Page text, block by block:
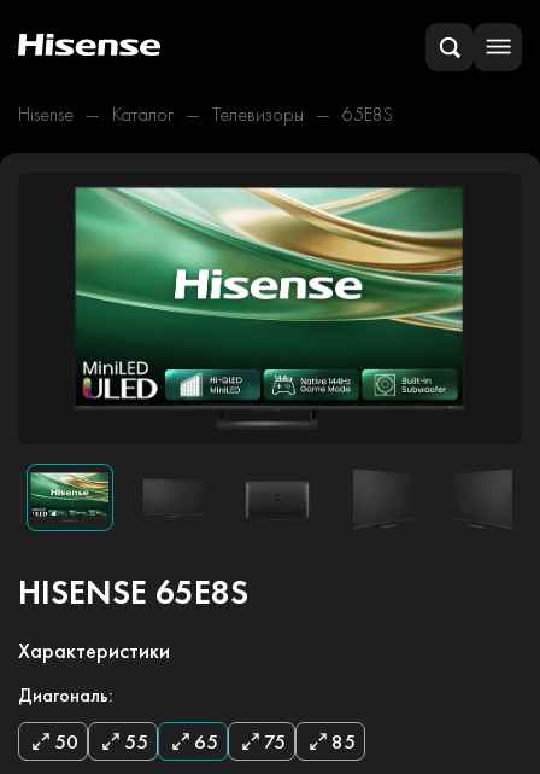
Hisense Каталог Телевизоры 65E8S
HISENSE 65E8S
Характеристики
Диагональ:
50 55 65 75 85